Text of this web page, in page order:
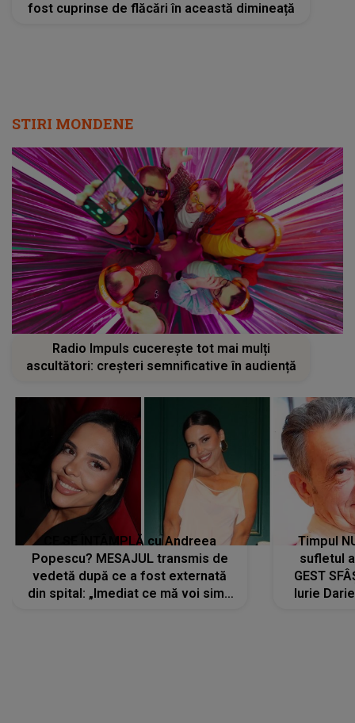
fost cuprinse de flăcări în această dimineață
STIRI MONDENE
Radio Impuls cucerește tot mai mulți
ascultători: creșteri semnificative în audiență
CE SE ÎNTÂMPLĂ cu Andreea
Popescu? MESAJUL transmis de
vedetă după ce a fost externată
din spital: „Imediat ce mă voi simți
Timpul
sufletul
GEST
Iurie